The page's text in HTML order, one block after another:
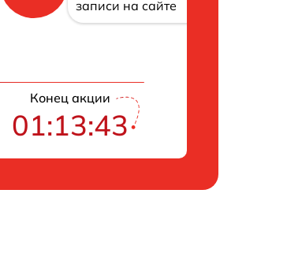
записи на сайте
Конец акции
01:13:42